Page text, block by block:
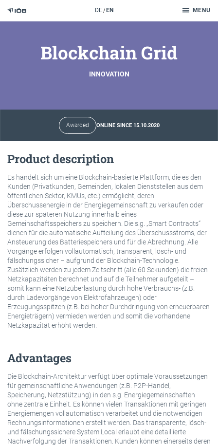
DE EN MENU
Blockchain Grid
INNOVATION
Awarded ONLINE SINCE 15.10.2020
Product description
Es handelt sich um eine Blockchain-basierte Plattform, die es den
Kunden (Privatkunden, Gemeinden, lokalen Dienststellen aus dem
öffentlichen Sektor, KMUs, etc.) ermöglicht, deren
Überschussenergie in der Energiegemeinschaft zu verkaufen oder
diese zur späteren Nutzung innerhalb eines
Gemeinschaftsspeichers zu speichern. Die s.g. „Smart Contracts“
dienen für die automatische Aufteilung des Überschussstroms, der
Ansteuerung des Batteriespeichers und für die Abrechnung. Alle
Vorgänge erfolgen vollautomatisch, transparent, lösch- und
fälschungssicher – aufgrund der Blockchain-Technologie.
Zusätzlich werden zu jedem Zeitschritt (alle 60 Sekunden) die freien
Netzkapazitäten berechnet und auf die Teilnehmer aufgeteilt –
somit kann eine Netzüberlastung durch hohe Verbrauchs- (z.B.
durch Ladevorgänge von Elektrofahrzeugen) oder
Erzeugungsspitzen (z.B. bei hoher Durchdringung von erneuerbaren
Energieträgern) vermieden werden und somit die vorhandene
Netzkapazität erhöht werden.
Advantages
Die Blockchain-Architektur verfügt über optimale Voraussetzungen
für gemeinschaftliche Anwendungen (z.B. P2P-Handel,
Speicherung, Netzstützung) in den s.g. Energiegemeinschaften
ohne zentrale Einheit. Es können vielen Transaktionen mit geringen
Energiemengen vollautomatisch verarbeitet und die notwendigen
Rechnungsinformationen erstellt werden. Das transparente, lösch-
und fälschungssichere System Local erlaubt eine detaillierte
Nachverfolgung der Transaktionen. Kunden können einerseits deren